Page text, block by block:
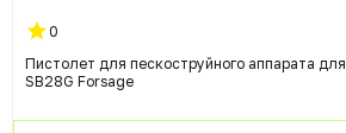
0
Пистолет для пескоструйного аппарата для
SB28G Forsage